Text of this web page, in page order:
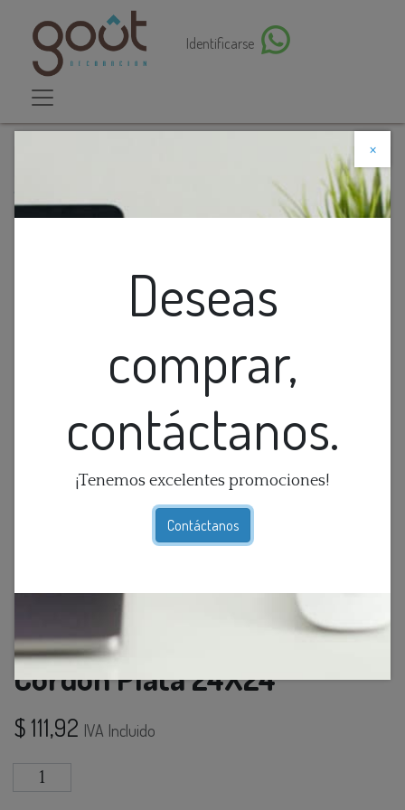
Identificarse
×
Deseas
comprar,
contáctanos.
¡Tenemos excelentes promociones!
Contáctanos
Descuento web
Cojin Velvet Solid Navy Con Cordon Plata 24X24
Cojin Velvet Solid Navy Con
Cordon Plata 24X24
$ 111,92 IVA Incluido